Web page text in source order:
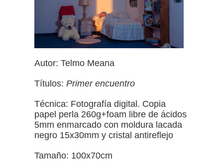
Autor: Telmo Meana
Títulos: Primer encuentro
Técnica: Fotografía digital. Copia
papel perla 260g+foam libre de ácidos
5mm enmarcado con moldura lacada
negro 15x30mm y cristal antireflejo
Tamaño: 100x70cm